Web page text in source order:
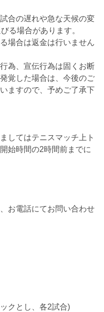
合の遅れや急な天候の変
る場合があります。
場合は返金は行いません
為、宣伝行為は固くお断
覚した場合は、今後のご
ますので、予めご了承下
してはテニスマッチ上ト
始時間の2時間前までに
お電話にてお問い合わせ
クとし、各2試合)